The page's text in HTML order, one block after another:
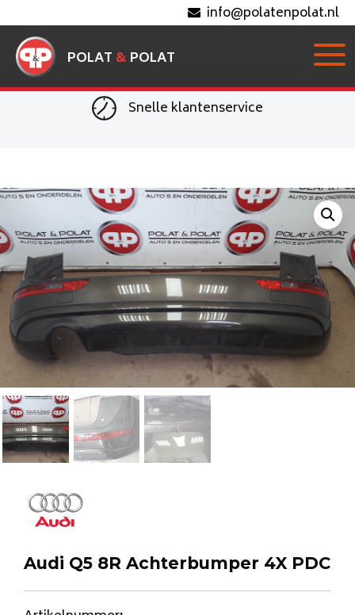
info@polatenpolat.nl
POLAT & POLAT
Snelle klantenservice
Audi Q5 8R Achterbumper 4X PDC